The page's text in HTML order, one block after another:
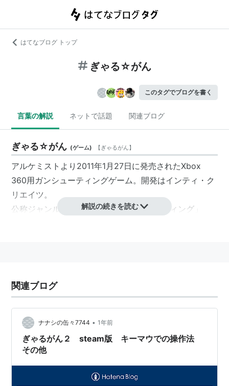
はてなブログ トップ
ぎゃる☆がん
このタグでブログを書く
言葉の解説 ネットで話題 関連ブログ
ぎゃる☆がん (ゲーム) 【ぎゃるがん】
アルケミストより2011年1月27日に発売されたXbox
360用ガンシューティングゲーム。開発はインティ・ク
リエイツ。
公称ジャンルは「3D・眼（ガン）シューティング」
インへの告白を目指す。CEROレーティングは「D」
（17才以上対象）。
主演4人による声優ユニット「ZQN☆」も結成された。
2012年2月23日、新要素を追加したPlayStation 3版が
発売された。
2015年8月6日には、PlayStation Vita/PlayStation 4で
続編の『ぎゃる☆がん だぶるぴーす』が発売された。
前作から1年後が舞台で、新キャラクターが多数登場す
解説の続きを読む
関連ブログ
ナナシの缶々7744 • 1年前
ぎゃるがん２ steam版 キーマウでの操作法
その他